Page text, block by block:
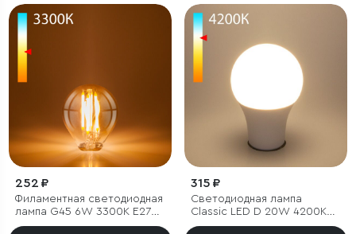
252 ₽
Филаментная светодиодная
лампа G45 6W 3300K E27
тонированная
315 ₽
Светодиодная лампа
Classic LED D 20W 4200K
E27 А65